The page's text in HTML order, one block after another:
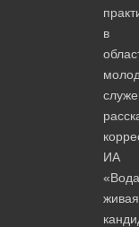
в
ИА
«Вода